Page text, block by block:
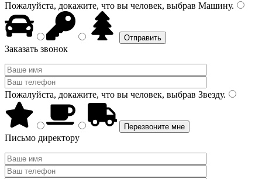
Пожалуйста, докажите, что вы человек, выбрав Машину.
Заказать звонок
Пожалуйста, докажите, что вы человек, выбрав Звезду.
Письмо директору